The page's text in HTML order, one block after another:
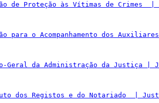
de Proteção às Vítimas de Crimes
para o Acompanhamento dos
Geral da Administração da Justiça |
dos Registos e do Notariado  |